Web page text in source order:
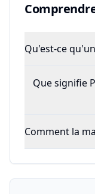
Qu'est-ce
Que signifie
Comment la